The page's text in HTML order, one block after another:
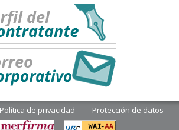
Política de privacidad Protección de datos